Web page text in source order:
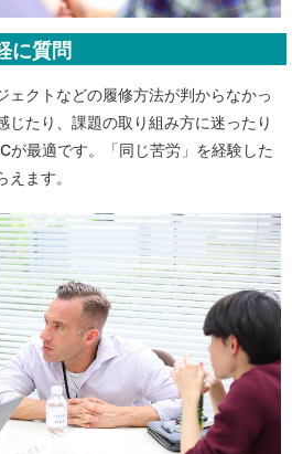
に質問
ェクトなどの履修方法が判からなかっ
じたり、課題の取り組み方に迷ったり
が最適です。「同じ苦労」を経験した
ます。